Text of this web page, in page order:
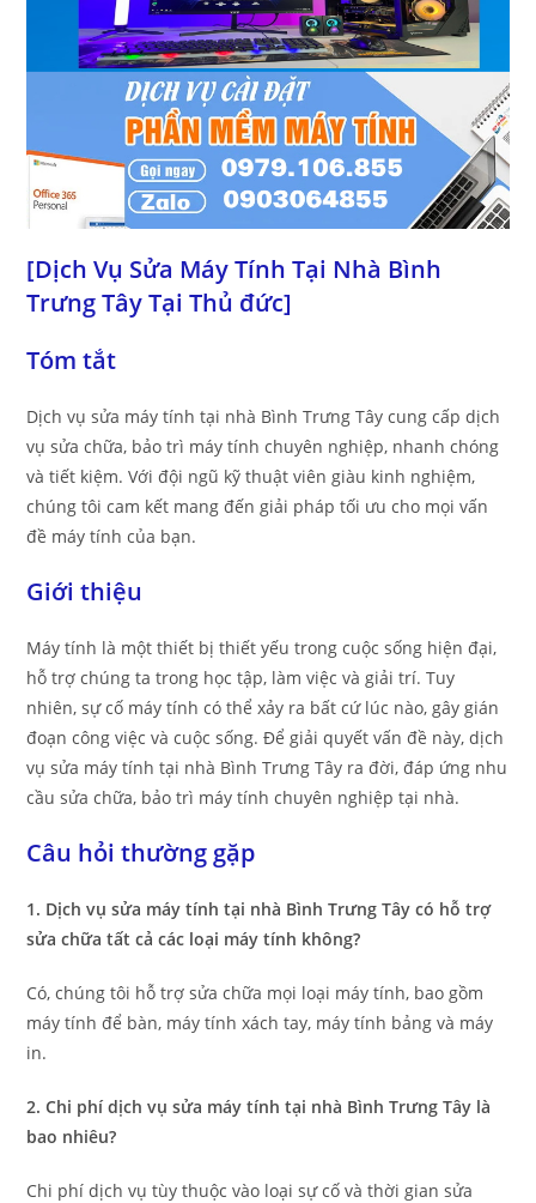
[Dịch Vụ Sửa Máy Tính Tại Nhà Bình
Trưng Tây Tại Thủ đức]
Tóm tắt
Dịch vụ sửa máy tính tại nhà Bình Trưng Tây cung cấp dịch
vụ sửa chữa, bảo trì máy tính chuyên nghiệp, nhanh chóng
và tiết kiệm. Với đội ngũ kỹ thuật viên giàu kinh nghiệm,
chúng tôi cam kết mang đến giải pháp tối ưu cho mọi vấn
đề máy tính của bạn.
Giới thiệu
Máy tính là một thiết bị thiết yếu trong cuộc sống hiện đại,
hỗ trợ chúng ta trong học tập, làm việc và giải trí. Tuy
nhiên, sự cố máy tính có thể xảy ra bất cứ lúc nào, gây gián
đoạn công việc và cuộc sống. Để giải quyết vấn đề này, dịch
vụ sửa máy tính tại nhà Bình Trưng Tây ra đời, đáp ứng nhu
cầu sửa chữa, bảo trì máy tính chuyên nghiệp tại nhà.
Câu hỏi thường gặp
1. Dịch vụ sửa máy tính tại nhà Bình Trưng Tây có hỗ trợ
sửa chữa tất cả các loại máy tính không?
Có, chúng tôi hỗ trợ sửa chữa mọi loại máy tính, bao gồm
máy tính để bàn, máy tính xách tay, máy tính bảng và máy
in.
2. Chi phí dịch vụ sửa máy tính tại nhà Bình Trưng Tây là
bao nhiêu?
Chi phí dịch vụ tùy thuộc vào loại sự cố và thời gian sửa